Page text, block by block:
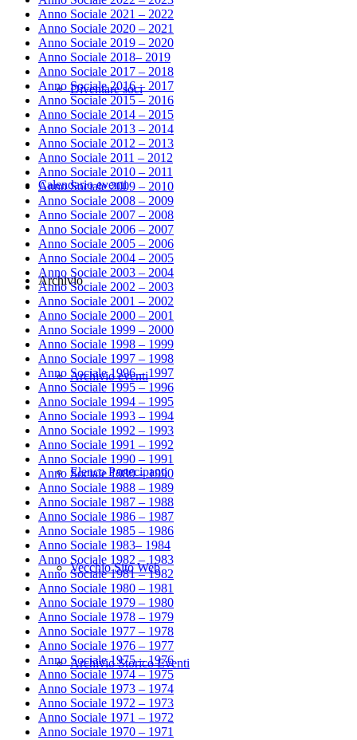
Diventare soci
Calendario eventi
Archivio
Archivio eventi
Elenco Partecipanti
Vecchio Sito Web
Archivio Storico Eventi
Anno Sociale 2021 – 2022
Anno Sociale 2020 – 2021
Anno Sociale 2019 – 2020
Anno Sociale 2018– 2019
Anno Sociale 2017 – 2018
Anno Sociale 2016 – 2017
Anno Sociale 2015 – 2016
Anno Sociale 2014 – 2015
Anno Sociale 2013 – 2014
Anno Sociale 2012 – 2013
Anno Sociale 2011 – 2012
Anno Sociale 2010 – 2011
Anno Sociale 2009 – 2010
Anno Sociale 2008 – 2009
Anno Sociale 2007 – 2008
Anno Sociale 2006 – 2007
Anno Sociale 2005 – 2006
Anno Sociale 2004 – 2005
Anno Sociale 2003 – 2004
Anno Sociale 2002 – 2003
Anno Sociale 2001 – 2002
Anno Sociale 2000 – 2001
Anno Sociale 1999 – 2000
Anno Sociale 1998 – 1999
Anno Sociale 1997 – 1998
Anno Sociale 1996 – 1997
Anno Sociale 1995 – 1996
Anno Sociale 1994 – 1995
Anno Sociale 1993 – 1994
Anno Sociale 1992 – 1993
Anno Sociale 1991 – 1992
Anno Sociale 1990 – 1991
Anno Sociale 1989 – 1990
Anno Sociale 1988 – 1989
Anno Sociale 1987 – 1988
Anno Sociale 1986 – 1987
Anno Sociale 1985 – 1986
Anno Sociale 1983– 1984
Anno Sociale 1982 – 1983
Anno Sociale 1981 – 1982
Anno Sociale 1980 – 1981
Anno Sociale 1979 – 1980
Anno Sociale 1978 – 1979
Anno Sociale 1977 – 1978
Anno Sociale 1976 – 1977
Anno Sociale 1975 – 1976
Anno Sociale 1974 – 1975
Anno Sociale 1973 – 1974
Anno Sociale 1972 – 1973
Anno Sociale 1971 – 1972
Anno Sociale 1970 – 1971